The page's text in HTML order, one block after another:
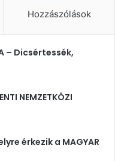
Hozzászólások
– Dicsértessék,
NEMZETKÖZI
érkezik a MAGYAR